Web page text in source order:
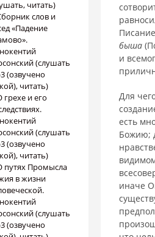
быша
и
Для
есть
Божию;
иначе
читать)
слов и
«Падение
(слушать
(озвучено
читать)
грехе и его
(слушать
(озвучено
читать)
путях Промысла
в жизни
(слушать
(озвучено